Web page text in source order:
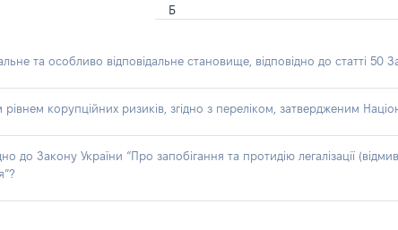
Б
та особливо відповідальне становище, відповідно до статті 50
корупційних ризиків, згідно з переліком, затвердженим
до Закону України “Про запобігання та протидію легалізації